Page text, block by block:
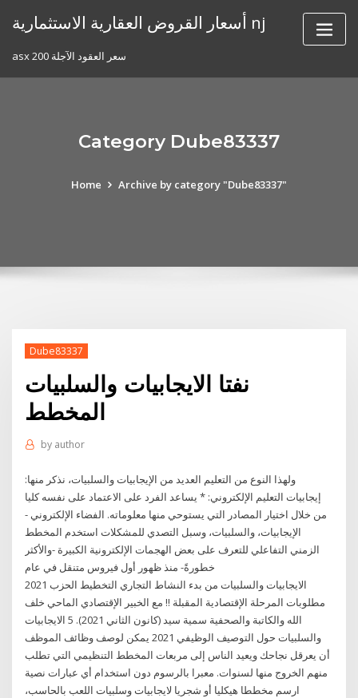
أسعار القروض العقارية الاستثمارية nj
asx 200 سعر العقود الآجلة
Category Dube83337
Home Archive by category "Dube83337"
Dube83337
نفتا الايجابيات والسلبيات
المخطط
by author
ولهذا النوع من التعليم العديد من الإيجابيات والسلبيات، نذكر منها:
إيجابيات التعليم الإلكتروني: * يساعد الفرد على الاعتماد على نفسه كليا
من خلال اختيار المصادر التي يستوحي منها معلوماته. الفضاء الإلكتروني -
الإيجابيات، والسلبيات، وسبل التصدي للمشكلات استخدم المخطط
الزمني التفاعلي للتعرف على بعض الهجمات الإلكترونية الكبيرة -والأكثر
خطورةً- منذ ظهور أول فيروس متنقل في عام
الايجابيات والسلبيات من بدء النشاط التجاري التخطيط الحزب 2021
مطلوبات المرحلة الإقتصادية المقبلة !! مع الخبير الإقتصادي الماحي خلف
الله والكاتبة والصحفية سمية سيد (كانون الثاني 2021). 5 الايجابيات
والسلبيات حول التوصيف الوظيفي 2021 يمكن لوصف وظائف الموظف
أن يعرقل نجاحك ويعيد الناس إلى مربعات المخطط التنظيمي التي تطلب
منهم الخروج منها لسنوات. معبرا بالرسوم دون استخدام أي عبارات نصية
ارسم مخططا هيكليا أو شجريا لايجابيات وسلبيات اللعب بالحاسب،